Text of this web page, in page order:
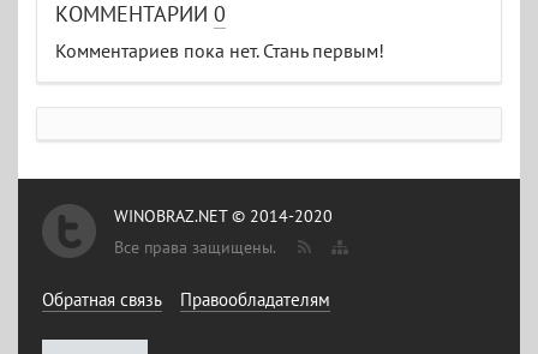
КОММЕНТАРИИ 0
Комментариев пока нет. Стань первым!
WINOBRAZ.NET © 2014-2020
Все права защищены.
Обратная связь Правообладателям